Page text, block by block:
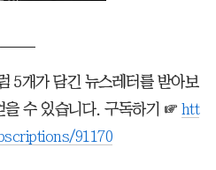
5개가 담긴 뉴스레터를 받아보
을 수 있습니다. 구독하기 ☞ htt
91170